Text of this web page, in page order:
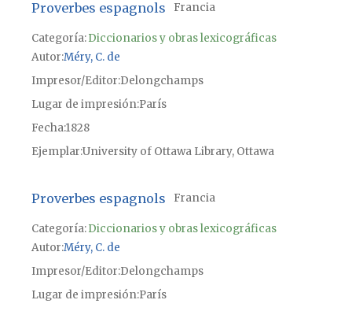
Proverbes espagnols Francia
Categoría:Diccionarios y obras lexicográficas
Autor Méry, C. de
Impresor/Editor Delongchamps
Lugar de impresiónParís
Fecha1828
Ejemplar University of Ottawa Library, Ottawa
Proverbes espagnols Francia
Categoría:Diccionarios y obras lexicográficas
Autor Méry, C. de
Impresor/Editor Delongchamps
Lugar de impresiónParís